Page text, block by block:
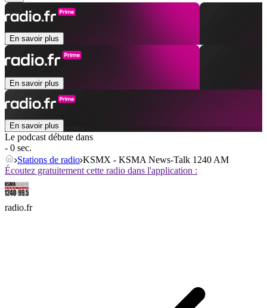
En savoir plus
En savoir plus
En savoir plus
Le podcast débute dans
- 0 sec.
Stations de radio KSMX - KSMA News-Talk 1240 AM
Écoutez gratuitement cette radio dans l'application :
radio.fr